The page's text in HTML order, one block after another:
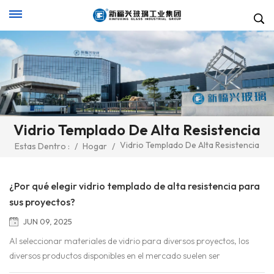
Vidrio Templado De Alta Resistencia
Estas Dentro : / Hogar / Vidrio Templado De Alta Resistencia
¿Por qué elegir vidrio templado de alta resistencia para
sus proyectos?
JUN 09, 2025
Al seleccionar materiales de vidrio para diversos proyectos, los
diversos productos disponibles en el mercado suelen ser
deslumbrantes y difíciles de elegir. Sin embargo, el vidrio templado